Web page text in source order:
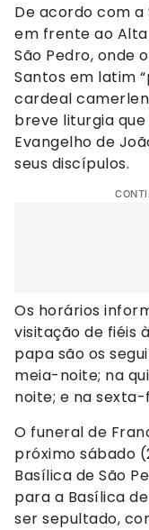
De acordo com a
em frente ao
São Pedro, onde
Santos em latim
cardeal
breve liturgia
Evangelho de
seus discípulos.
Os horários
visitação de fiéis
papa são os
meia-noite; na
noite; e na sexta-
O funeral de
próximo sábado
Basílica de São
para a Basílica
ser sepultado,